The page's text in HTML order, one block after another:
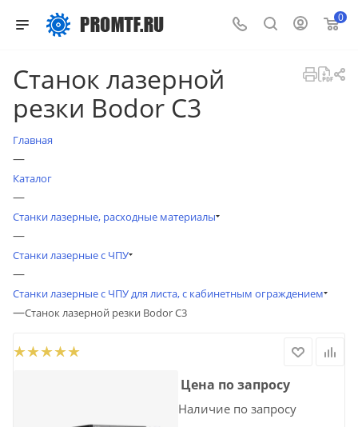
0
Станок лазерной
резки Bodor C3
Главная
—
Каталог
—
Станки лазерные, расходные материалы
—
Станки лазерные с ЧПУ
—
Станки лазерные с ЧПУ для листа, с кабинетным ограждением
—Станок лазерной резки Bodor C3
Цена по запросу
Наличие по запросу